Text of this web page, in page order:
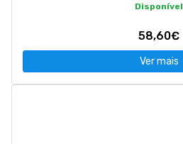
Disponível
58,60€
Ver mais